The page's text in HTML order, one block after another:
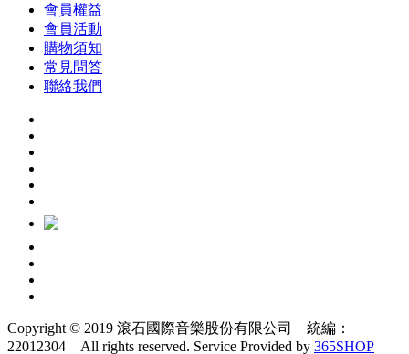
會員權益
會員活動
購物須知
常見問答
聯絡我們
Copyright © 2019 滾石國際音樂股份有限公司 統編：
22012304 All rights reserved. Service Provided by 365SHOP